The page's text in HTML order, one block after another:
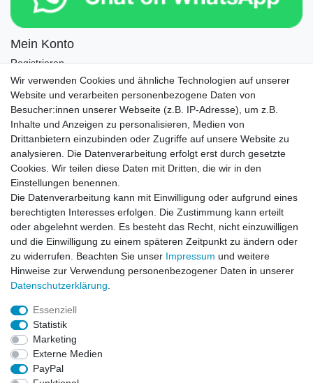
Mein Konto
Registrieren
Login
Newsletter
E-MAIL **
Newsletter
Honig
Hiermit bestätige ich, dass ich die
Einwilligung kann ich jederzeit widerrufen.**
Abonnieren
** Hierbei handelt es sich um ein Pflichtfeld.
Wir verwenden Cookies und ähnliche Technologien auf unserer
Website und verarbeiten personenbezogene Daten von
Besucher:innen unserer Webseite (z.B. IP-Adresse), um z.B.
Inhalte und Anzeigen zu personalisieren, Medien von
Drittanbietern einzubinden oder Zugriffe auf unsere Website zu
analysieren. Die Datenverarbeitung erfolgt erst durch gesetzte
Cookies. Wir teilen diese Daten mit Dritten, die wir in den
Einstellungen benennen.
Die Datenverarbeitung kann mit Einwilligung oder aufgrund eines
berechtigten Interesses erfolgen. Die Zustimmung kann erteilt
oder abgelehnt werden. Es besteht das Recht, nicht einzuwilligen
und die Einwilligung zu einem späteren Zeitpunkt zu ändern oder
zu widerrufen. Beachten Sie unser Impressum und weitere
Hinweise zur Verwendung personenbezogener Daten in unserer
Daten­schutz­erklärung
Essenziell
Statistik
Marketing
Externe Medien
PayPal